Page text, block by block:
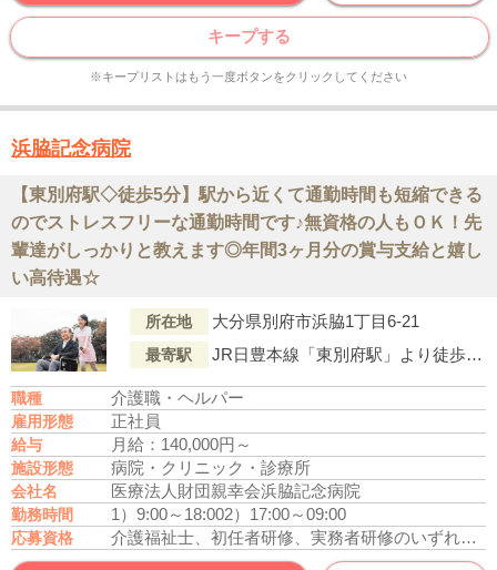
キープする
※キープリストはもう一度ボタンをクリックしてください
浜脇記念病院
【東別府駅◇徒歩5分】駅から近くて通勤時間も短縮できる
のでストレスフリーな通勤時間です♪無資格の人もＯＫ！先
輩達がしっかりと教えます◎年間3ヶ月分の賞与支給と嬉し
い高待遇☆
所在地 大分県別府市浜脇1丁目6-21
最寄駅 JR日豊本線「東別府駅」より徒歩5分
職種 介護職・ヘルパー
雇用形態 正社員
給与 月給：140,000円～
施設形態 病院・クリニック・診療所
会社名 医療法人財団親幸会浜脇記念病院
勤務時間 1）9:00～18:002）17:00～09:00
応募資格 介護福祉士、初任者研修、実務者研修のいずれかの資格をお持ちの方